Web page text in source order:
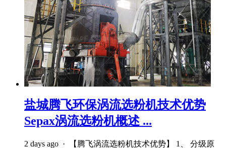
盐城腾飞环保涡流选粉机技术优势
Sepax涡流选粉机概述 ...
2 days ago · 【腾飞涡流选粉机技术优势】 1、 分级原